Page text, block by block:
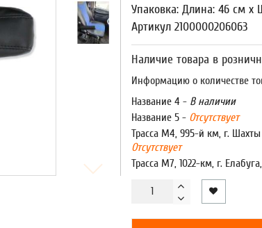
Упаковка: Длина: 46 см x
Артикул 2100000206063
Наличие товара в
Информацию о количестве
Название 4 - В наличии
Название 5 - Отсутствует
Трасса М4, 995-й км, г.
Отсутствует
Трасса М7, 1022-км, г.